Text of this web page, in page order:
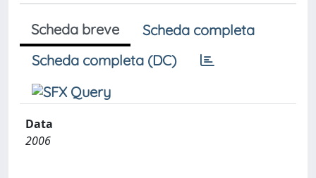
Scheda breve
Scheda completa
Scheda completa (DC)
Data
2006